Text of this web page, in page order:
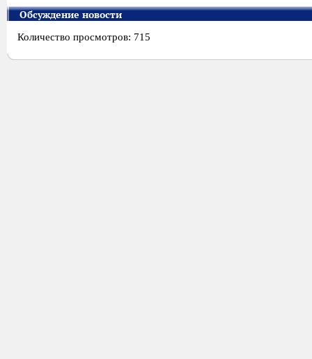
Обсуждение новости
Количество просмотров: 715